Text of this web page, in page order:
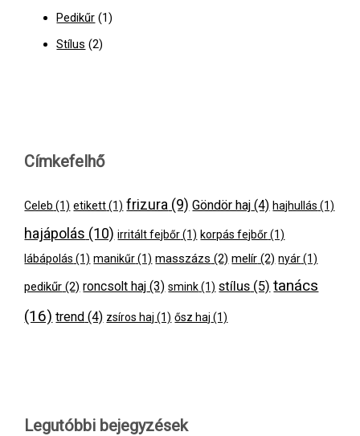
Pedikűr (1)
Stílus (2)
Címkefelhő
Celeb (1) etikett(1) frizura (9) Göndör haj (4) hajhullás (1)
hajápolás (10) irritált fejbőr(1) korpás fejbőr(1)
lábápolás (1) manikűr(1) masszázs (2) melír (2) nyár(1)
pedikűr (2) roncsolt haj (3) smink(1) stílus (5) tanács
(16) trend (4) zsíros haj (1) ősz haj (1)
Legutóbbi bejegyzések